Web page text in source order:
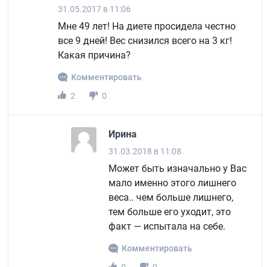
31.05.2017 в 11:06
Мне 49 лет! На диете просидела честно
все 9 дней! Вес снизился всего на 3 кг!
Какая причина?
Комментировать
2
0
Ирина
31.03.2018 в 11:08
Может быть изначально у Вас
мало именно этого лишнего
веса.. чем больше лишнего,
тем больше его уходит, это
факт — испытала на себе.
Комментировать